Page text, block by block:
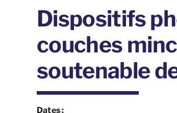
Dispositifs
couches
soutenable
Dates :